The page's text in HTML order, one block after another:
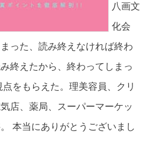
八画文
化会
った、読み終えなければ終わ
終えたから、終わってしまっ
をもらえた。理美容員、クリ
店、薬局、スーパーマーケッ
本当にありがとうございまし